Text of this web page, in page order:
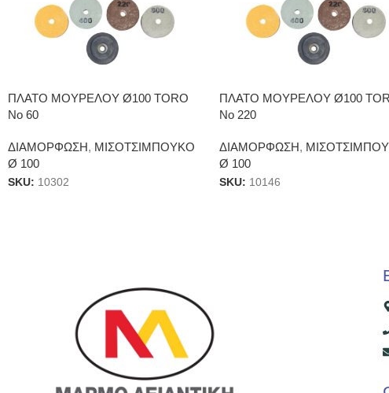
ΠΛΑΤΟ ΜΟΥΡΕΛΟΥ Ø100 TORO
No 60
ΔΙΑΜΟΡΦΩΣΗ, ΜΙΣΟΤΣΙΜΠΟΥΚΟ
Ø 100
SKU: 10302
ΠΛΑΤΟ ΜΟΥΡΕΛΟΥ Ø100
Νο 220
ΔΙΑΜΟΡΦΩΣΗ,
Ø 100
SKU: 10146